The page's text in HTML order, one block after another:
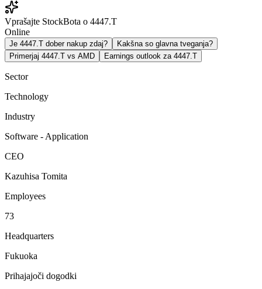
Vprašajte StockBota o 4447.T
Online
Je 4447.T dober nakup zdaj?
Kakšna so glavna tveganja?
Primerjaj 4447.T vs AMD
Earnings outlook za 4447.T
Sector
Technology
Industry
Software - Application
CEO
Kazuhisa Tomita
Employees
73
Headquarters
Fukuoka
Prihajajoči dogodki